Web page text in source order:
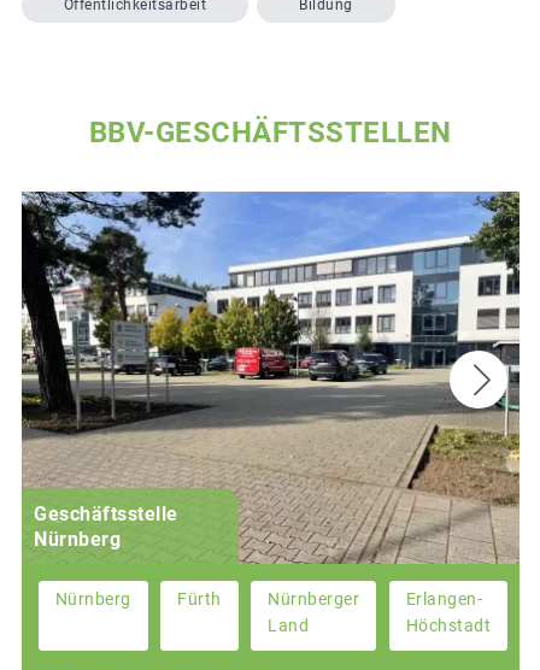
Öffentlichkeitsarbeit Bildung
BBV-GESCHÄFTSSTELLEN
Geschäftsstelle
Nürnberg
Nürnberg Fürth
Nürnberger
Land
Erlangen-
Höchstadt